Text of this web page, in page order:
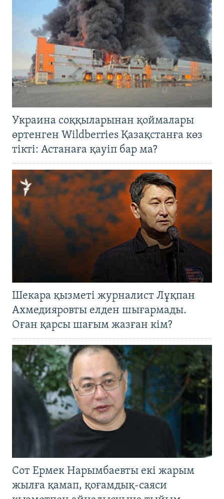
Украина соққыларынан қоймалары
өртенген Wildberries Қазақстанға көз
тікті: Астанаға қауіп бар ма?
Шекара қызметі журналист Лұқпан
Ахмедияровты елден шығармады.
Оған қарсы шағым жазған кім?
Сот Ермек Нарымбаевты екі жарым
жылға қамап, қоғамдық-саяси